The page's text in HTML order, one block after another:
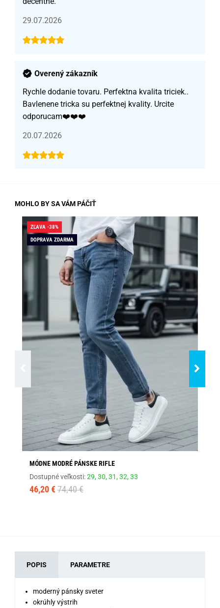
29.07.2026
Overený zákazník
Rychle dodanie tovaru. Perfektna kvalita triciek..
Bavlenene tricka su perfektnej kvality. Urcite
odporucam❤️❤️❤️
20.07.2026
MOHLO BY SA VÁM PÁČIŤ
ZĽAVA -38%
DOPRAVA ZDARMA
MÓDNE MODRÉ PÁNSKE RIFLE
Dostupné veľkosti:29,30,31,32,33
46,20 € 74,40 €
POPIS PARAMETRE
moderný pánsky sveter
okrúhly výstrih